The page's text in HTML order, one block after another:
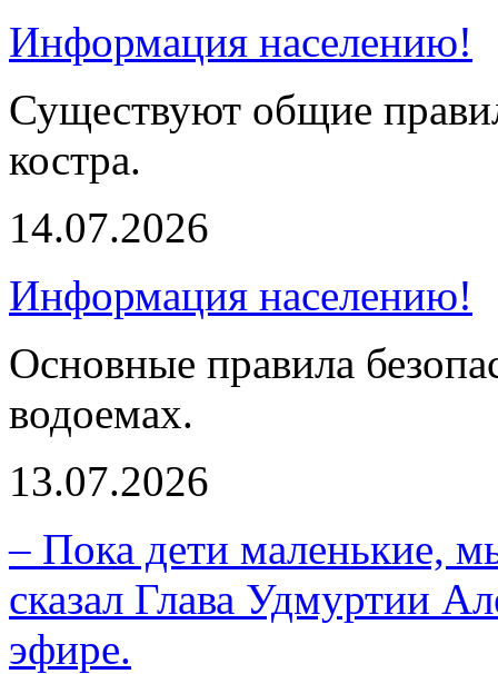
Информация населению!
Существуют общие
костра.
14.07.2026
Информация населению!
Основные правила
водоемах.
13.07.2026
– Пока дети маленькие,
сказал Глава Удмуртии
эфире.